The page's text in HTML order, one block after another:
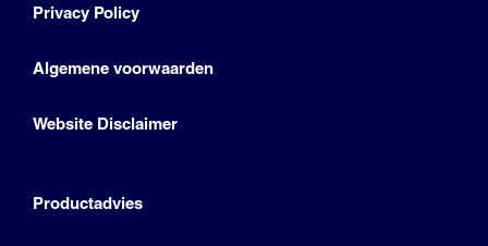
Privacy Policy
Algemene voorwaarden
Website Disclaimer
Productadvies